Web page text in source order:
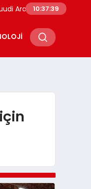
Necran10:37:40